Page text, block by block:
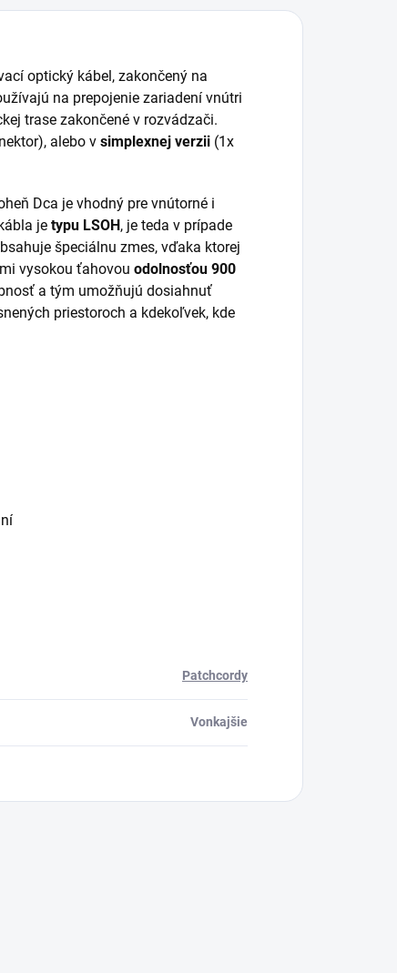
optický kábel, zakončený na
na prepojenie zariadení vnútri
trase zakončené v rozvádzači.
alebo v simplexnej verzii (1x
Dca je vhodný pre vnútorné i
je typu LSOH, je teda v prípade
špeciálnu zmes, vďaka ktorej
vysokou ťahovou odolnosťou 900
a tým umožňujú dosiahnuť
priestoroch a kdekoľvek, kde
Patchcordy
Vonkajšie